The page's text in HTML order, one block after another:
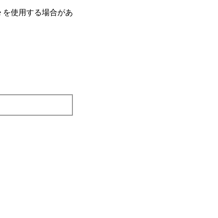
使⽤する場合があ